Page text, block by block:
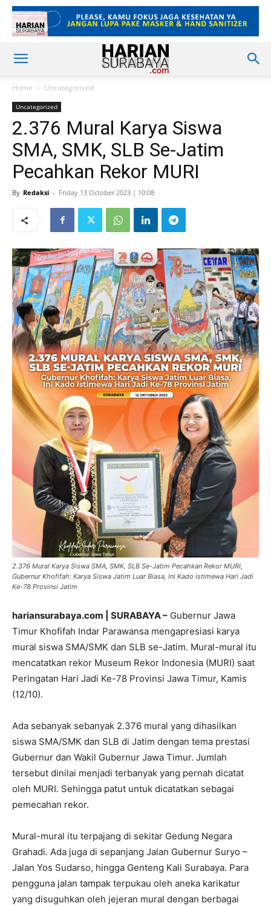
Home Uncategorized
Uncategorized
2.376 Mural Karya Siswa
SMA, SMK, SLB Se-Jatim
Pecahkan Rekor MURI
By Redaksi - Friday 13 October 2023 | 10:08
2.376 Mural Karya Siswa SMA, SMK, SLB Se-Jatim Pecahkan Rekor MURI,
Gubernur Khofifah: Karya Siswa Jatim Luar Biasa, Ini Kado Istimewa Hari Jadi
Ke-78 Provinsi Jatim
hariansurabaya.com | SURABAYA – Gubernur Jawa
Timur Khofifah Indar Parawansa mengapresiasi karya
mural siswa SMA/SMK dan SLB se-Jatim. Mural-mural itu
mencatatkan rekor Museum Rekor Indonesia (MURI) saat
Peringatan Hari Jadi Ke-78 Provinsi Jawa Timur, Kamis
(12/10).
Ada sebanyak sebanyak 2.376 mural yang dihasilkan
siswa SMA/SMK dan SLB di Jatim dengan tema prestasi
Gubernur dan Wakil Gubernur Jawa Timur. Jumlah
tersebut dinilai menjadi terbanyak yang pernah dicatat
oleh MURI. Sehingga patut untuk dicatatkan sebagai
pemecahan rekor.
Mural-mural itu terpajang di sekitar Gedung Negara
Grahadi. Ada juga di sepanjang Jalan Gubernur Suryo –
Jalan Yos Sudarso, hingga Genteng Kali Surabaya. Para
pengguna jalan tampak terpukau oleh aneka karikatur
yang disuguhkan oleh jejeran mural dengan berbagai